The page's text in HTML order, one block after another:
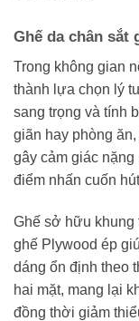
Ghế da chân sắt
Trong không gian
thành lựa chọn lý
sang trọng và tính
giãn hay phòng
gây cảm giác
điểm nhấn cuốn
Ghế sở hữu khung
ghế Plywood ép
dáng ổn định theo
hai mặt, mang lại
đồng thời giảm